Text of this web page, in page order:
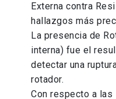
Externa contra
hallazgos más
La presencia de
interna) fue el
detectar una
rotador.
Con respecto a